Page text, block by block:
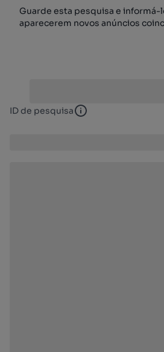
Guarde esta pesquisa e
aparecerem novos anúncios
ID de pesquisa ID de pesquisa